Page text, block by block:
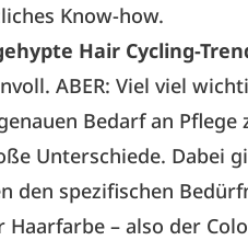
Know-how.
Hair Cycling-
ABER: Viel viel
Bedarf an
Unterschiede. Dabei
den spezifischen
Haarfarbe – also der